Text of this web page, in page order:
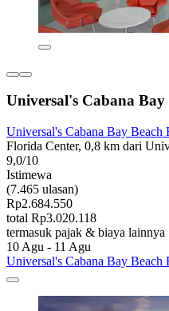
Universal's Cabana Bay
Universal's Cabana Bay Beach
Florida Center, 0,8 km dari
9,0/10
Istimewa
(7.465 ulasan)
Rp2.684.550
total Rp3.020.118
termasuk pajak & biaya lainnya
10 Agu - 11 Agu
Universal's Cabana Bay Beach